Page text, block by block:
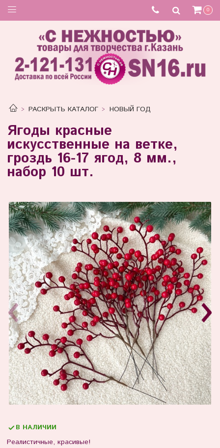
0
РАСКРЫТЬ КАТАЛОГ НОВЫЙ ГОД
Ягоды красные
искусственные на ветке,
гроздь 16-17 ягод, 8 мм.,
набор 10 шт.
Реалистичные, красивые!
В НАЛИЧИИ